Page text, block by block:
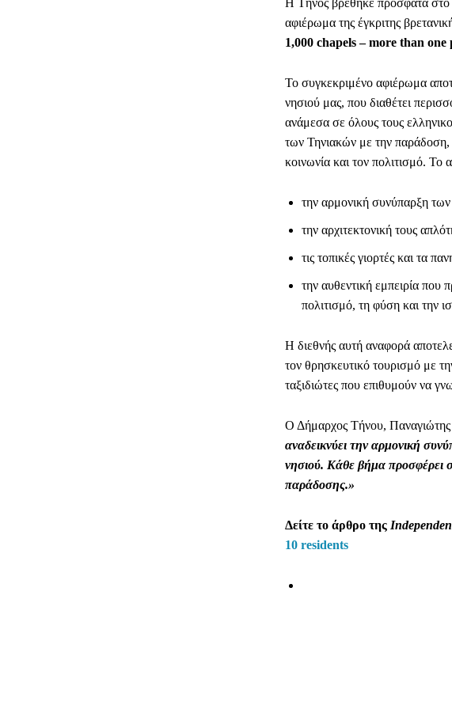
αφιέρωμα της έγκριτης
1,000 chapels – more than one
Το συγκεκριμένο αφιέρωμα
νησιού μας, που διαθέτει
ανάμεσα σε όλους τους
των Τηνιακών με την παράδοση,
κοινωνία και τον πολιτισμό. Το
την αρμονική συνύπαρξη
την αρχιτεκτονική τους
τις τοπικές γιορτές και τα
την αυθεντική εμπειρία που
πολιτισμό, τη φύση και την
Η διεθνής αυτή αναφορά
τον θρησκευτικό τουρισμό με
ταξιδιώτες που επιθυμούν να
Ο Δήμαρχος Τήνου,
αναδεικνύει την αρμονική
νησιού. Κάθε βήμα προσφέρει
παράδοσης.»
Δείτε το άρθρο της
10 residents